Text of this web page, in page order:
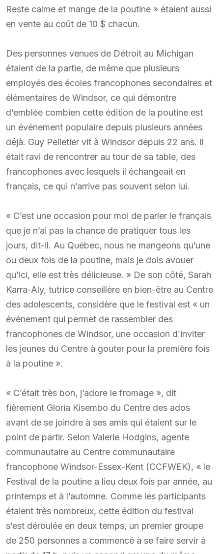
Reste calme et mange de la poutine » étaient aussi
en vente au coût de 10 $ chacun.
Des personnes venues de Détroit au Michigan
étaient de la partie, de même que plusieurs
employés des écoles francophones secondaires et
élémentaires de Windsor, ce qui démontre
d’emblée combien cette édition de la poutine est
un événement populaire depuis plusieurs années
déjà. Guy Pelletier vit à Windsor depuis 22 ans. Il
était ravi de rencontrer au tour de sa table, des
francophones avec lesquels il échangeait en
français, ce qui n’arrive pas souvent selon lui.
« C’est une occasion pour moi de parler le français
que je n’ai pas la chance de pratiquer tous les
jours, dit-il. Au Québec, nous ne mangeons qu’une
ou deux fois de la poutine, mais je dois avouer
qu’ici, elle est très délicieuse. » De son côté, Sarah
Karra-Aly, tutrice conseillère en bien-être au Centre
des adolescents, considère que le festival est « un
événement qui permet de rassembler des
francophones de Windsor, une occasion d’inviter
les jeunes du Centre à gouter pour la première fois
à la poutine ».
« C’était très bon, j’adore le fromage », dit
fièrement Gloria Kisembo du Centre des ados
avant de se joindre à ses amis qui étaient sur le
point de partir. Selon Valerie Hodgins, agente
communautaire au Centre communautaire
francophone Windsor-Essex-Kent (CCFWEK), « le
Festival de la poutine a lieu deux fois par année, au
printemps et à l’automne. Comme les participants
étaient très nombreux, cette édition du festival
s’est déroulée en deux temps, un premier groupe
de 250 personnes a commencé à se faire servir à